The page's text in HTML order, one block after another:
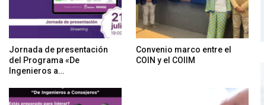
Jornada de presentación
del Programa «De
Ingenieros a…
Convenio marco entre el
COIN y el COIIM